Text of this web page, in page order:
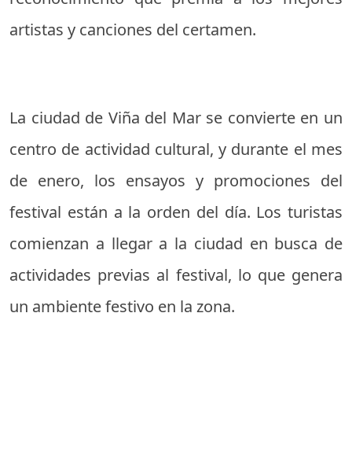
artistas y canciones del certamen.
La ciudad de Viña del Mar se convierte en un
centro de actividad cultural, y durante el mes
de enero, los ensayos y promociones del
festival están a la orden del día. Los turistas
comienzan a llegar a la ciudad en busca de
actividades previas al festival, lo que genera
un ambiente festivo en la zona.